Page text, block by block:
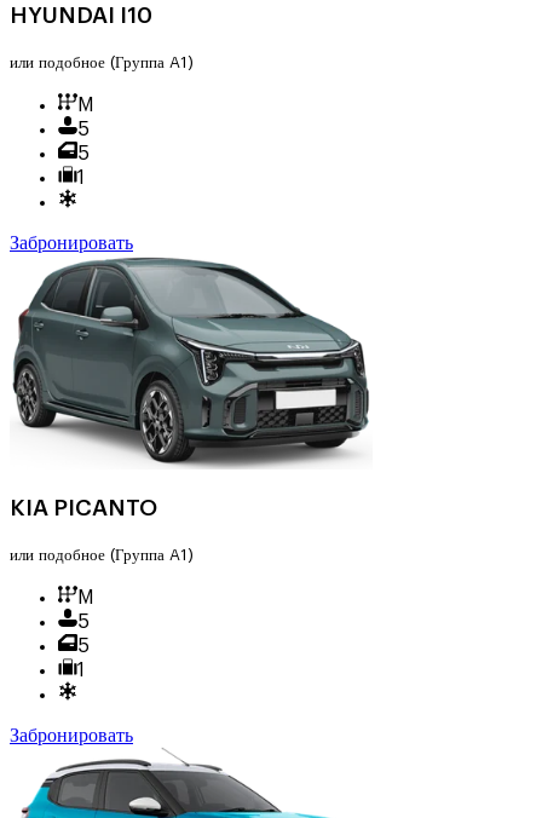
HYUNDAI I10
или подобное (Группа A1)
M
5
5
1
Забронировать
KIA PICANTO
или подобное (Группа A1)
M
5
5
1
Забронировать